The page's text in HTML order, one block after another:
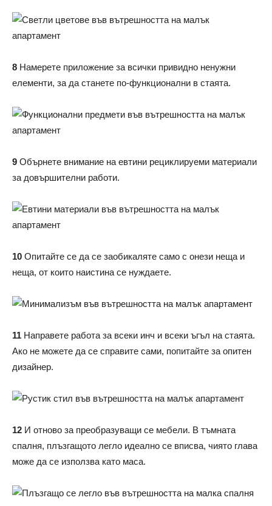
8 Намерете приложение за всички привидно ненужни
елементи, за да станете по-функционални в стаята.
9 Обърнете внимание на евтини рециклируеми материали
за довършителни работи.
10 Опитайте се да се заобикаляте само с онези неща и
неща, от които наистина се нуждаете.
11 Направете работа за всеки инч и всеки ъгъл на стаята.
Ако не можете да се справите сами, попитайте за опитен
дизайнер.
12 И отново за преобразуващи се мебели. В тъмната
спалня, плъзгащото легло идеално се вписва, чиято глава
може да се използва като маса.